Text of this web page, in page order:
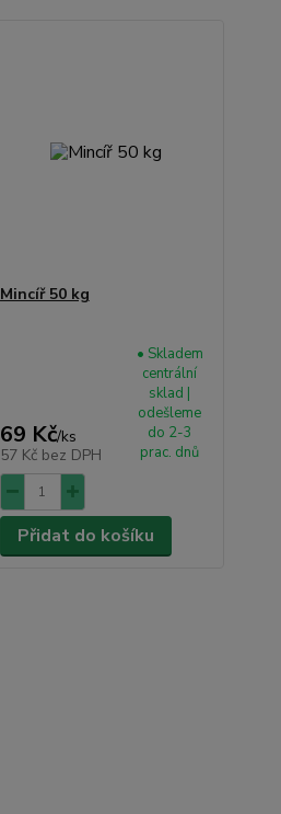
Mincíř 50 kg
69 Kč/ks
57 Kč bez DPH
• Skladem
centrální
sklad |
odešleme
do 2-3
prac. dnů
Přidat do košíku